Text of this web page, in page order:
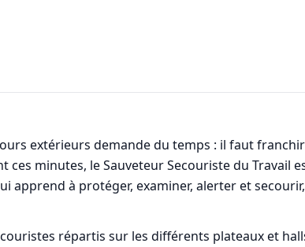
extérieurs demande du temps : il faut
minutes, le Sauveteur Secouriste du Travail
apprend à protéger, examiner, alerter et
répartis sur les différents plateaux et